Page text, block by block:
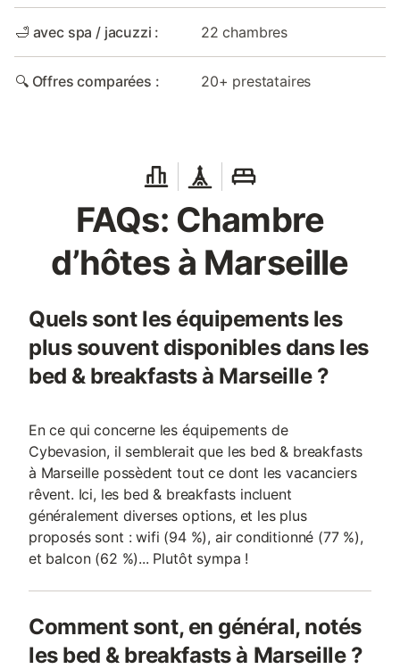
🛁 avec spa / jacuzzi : 22 chambres
🔍 Offres comparées : 20+ prestataires
FAQs: Chambre
d’hôtes à Marseille
Quels sont les équipements les
plus souvent disponibles dans les
bed & breakfasts à Marseille ?
En ce qui concerne les équipements de
Cybevasion, il semblerait que les bed & breakfasts
à Marseille possèdent tout ce dont les vacanciers
rêvent. Ici, les bed & breakfasts incluent
généralement diverses options, et les plus
proposés sont : wifi (94 %), air conditionné (77 %),
et balcon (62 %)... Plutôt sympa !
Comment sont, en général, notés
les bed & breakfasts à Marseille ?